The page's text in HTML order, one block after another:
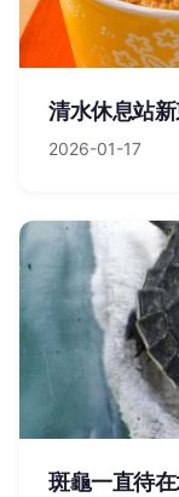
清水休息站
2026-01-17
斑龜一直待